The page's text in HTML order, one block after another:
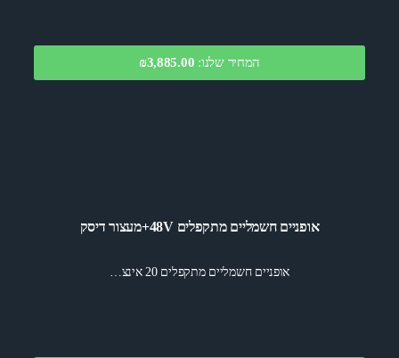
המחיר שלנו: ₪3,885.00
אופניים חשמליים מתקפלים 48V+מעצור דיסק
אופניים חשמליים מתקפלים 20 אינצ…